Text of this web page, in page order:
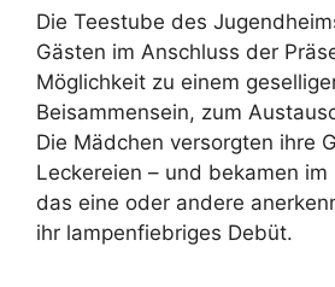
Die Teestube des
Gästen im Anschluss der
Möglichkeit zu einem
Beisammensein, zum
Die Mädchen versorgten ihre
Leckereien – und bekamen im
das eine oder andere
ihr lampenfiebriges Debüt.